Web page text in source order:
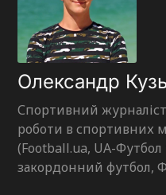
Олександр
Спортивний
роботи в спортивних
(Football.ua, UA-Футбол
закордонний футбол,